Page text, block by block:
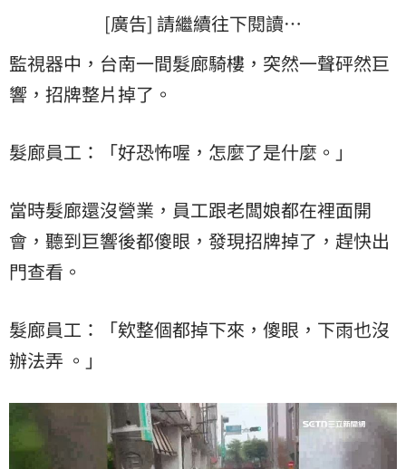
[廣告] 請繼續往下閱讀…
監視器中，台南一間髮廊騎樓，突然一聲砰然巨
響，招牌整片掉了。
髮廊員工：「好恐怖喔，怎麼了是什麼。」
當時髮廊還沒營業，員工跟老闆娘都在裡面開
會，聽到巨響後都傻眼，發現招牌掉了，趕快出
門查看。
髮廊員工：「欸整個都掉下來，傻眼，下雨也沒
辦法弄 。」